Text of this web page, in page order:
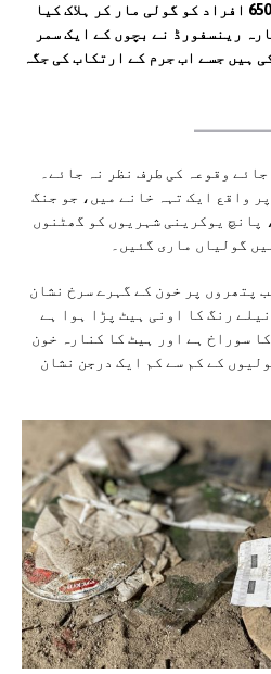
کو معلوم ہوا ہے کہ تقریباً 650 افراد کو گولی مار کر ہلاک کیا
رینسفورڈ نے بچوں کے ایک سمر
ہیں جسے اب جرم کے ارتکاب کی جگہ
وقوعہ کی طرف نظر نہ جائے۔
واقع ایک تہہ خانے میں، جو جنگ
پانچ یوکرینی شہریوں کو گھٹنوں
گولیاں ماری گئیں۔
پتھروں پر خون کے گہرے سرخ نشان
رنگ کا اونی ہیٹ پڑا ہوا ہے
سوراخ ہے اور ہیٹ کا کنارہ خون
کے کم سے کم ایک درجن نشان